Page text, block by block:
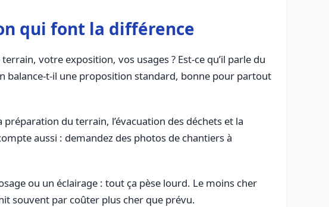
qui font la différence
votre exposition, vos usages ? Est-ce qu’il parle du
balance-t-il une proposition standard, bonne pour partout
du terrain, l’évacuation des déchets et la
aussi : demandez des photos de chantiers à
ou un éclairage : tout ça pèse lourd. Le moins cher
souvent par coûter plus cher que prévu.